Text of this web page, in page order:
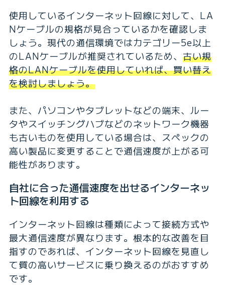
使用しているインターネット回線に対して、LA
Nケーブルの規格が見合っているかを確認しま
しょう。現代の通信環境ではカテゴリー5e以上
のLANケーブルが推奨されているため、 古い規
格のLANケーブルを使用していれば、買い替え
を検討しましょう。
また、パソコンやタブレットなどの端末、ルー
タやスイッチングハブなどのネットワーク機器
も古いものを使用している場合は、スペックの
高い製品に変更することで通信速度が上がる可
能性があります。
自社に合った通信速度を出せるインターネッ
ト回線を利用する
インターネット回線は種類によって接続方式や
最大通信速度が異なります。根本的な改善を目
指すのであれば、インターネット回線を見直し
て質の高いサービスに乗り換えるのがおすすめ
です。